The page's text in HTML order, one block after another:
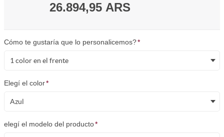
26.894,95 ARS
Cómo te gustaría que lo personalicemos?*
1 color en el frente
Elegí el color*
Azul
elegí el modelo del producto*